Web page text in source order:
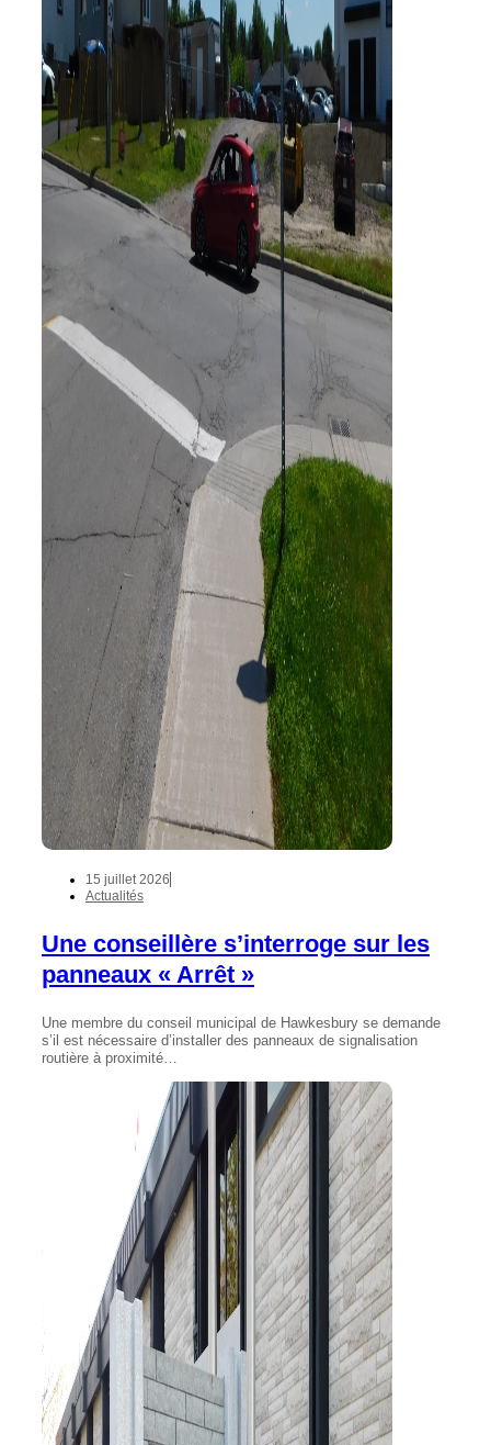
15 juillet 2026
Actualités
Une conseillère s’interroge sur les
panneaux « Arrêt »
Une membre du conseil municipal de Hawkesbury se demande
s’il est nécessaire d’installer des panneaux de signalisation
routière à proximité…